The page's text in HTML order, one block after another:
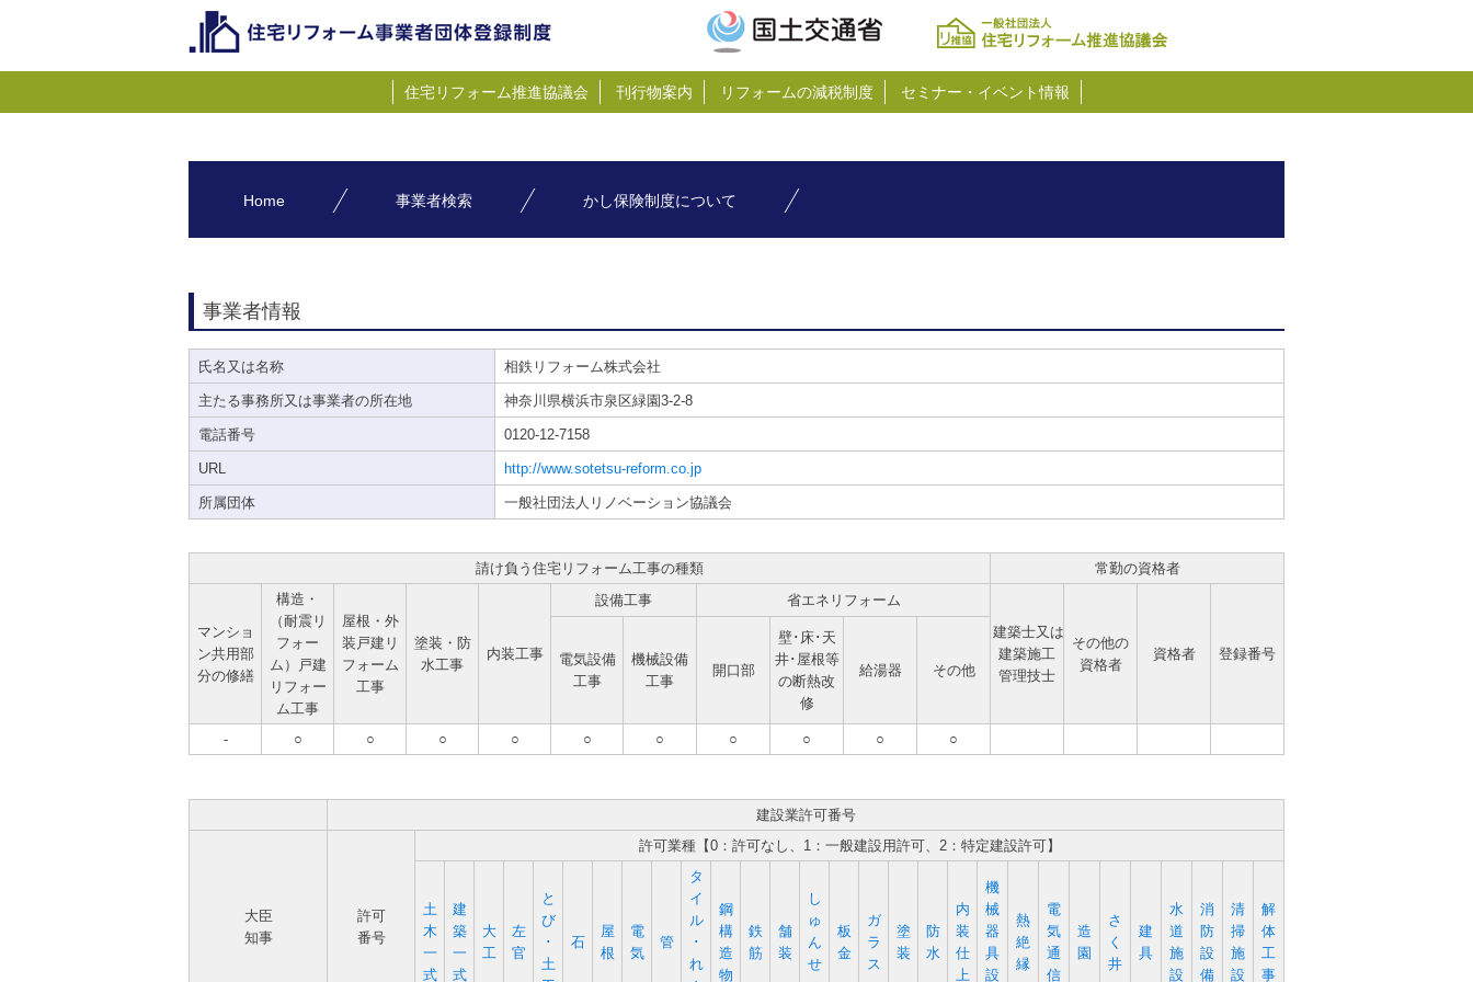
住宅リフォーム推進協議会 刊行物案内 リフォームの減税制度 セミナー・イベント情報
Home 事業者検索 かし保険制度について
事業者情報
氏名又は名称 相鉄リフォーム株式会社
主たる事務所又は事業者の所在地 神奈川県横浜市泉区緑園3-2-8
電話番号 0120-12-7158
URL http://www.sotetsu-reform.co.jp
所属団体 一般社団法人リノベーション協議会
請け負う住宅リフォーム工事の種類 常勤の資格者
マンショ
ン共用部
分の修繕
構造・
（耐震リ
フォー
ム）戸建
リフォー
ム工事
屋根・外
装戸建リ
フォーム
工事
塗装・防
水工事
内装工事
設備工事
省エネリフォーム
建築士又は
建築施工
管理技士
その他の
資格者
資格者 登録番号
電気設備
工事
機械設備
工事
開口部
壁･床･天
井･屋根等
の断熱改
修
給湯器 その他
- ○ ○ ○ ○ ○ ○ ○ ○ ○ ○
建設業許可番号
大臣
知事
許可
番号
許可業種【0：許可なし、1：一般建設用許可、2：特定建設許可】
土
木
一
式
建
築
一
式
大
工
左
官
と
び
･
土
石
屋
根
電
気
管
タ
イ
ル
･
れ
鋼
構
造
物
鉄
筋
舗
装
し
ゅ
ん
せ
板
金
ガ
ラ
ス
塗
装
防
水
内
装
仕
上
機
械
器
具
設
熱
絶
縁
電
気
通
信
造
園
さ
く
井
建
具
水
道
施
設
消
防
設
備
清
掃
施
設
解
体
工
事